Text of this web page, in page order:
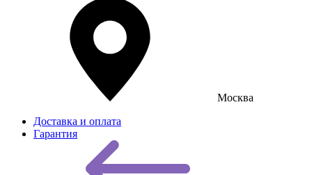
Москва
Доставка и оплата
Гарантия